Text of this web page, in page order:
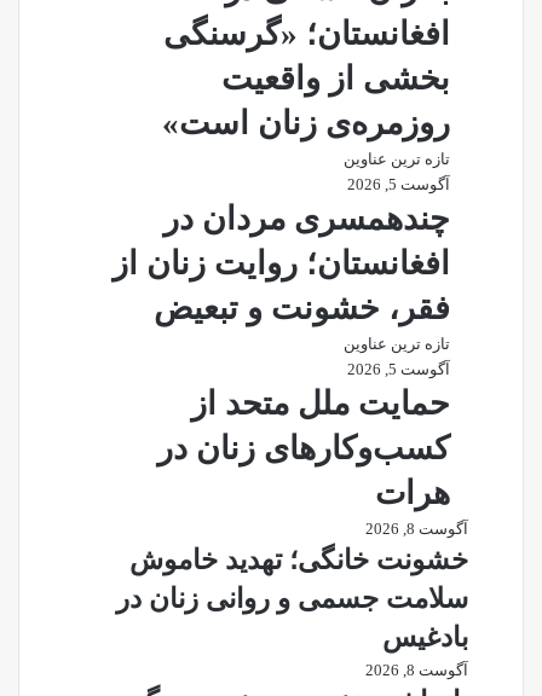
افغانستان؛ «گرسنگی
بخشی از واقعیت
روزمره‌ی زنان است»
تازه ترین عناوین
آگوست 5, 2026
چندهمسری مردان در
افغانستان؛ روایت زنان از
فقر، خشونت و تبعیض
تازه ترین عناوین
آگوست 5, 2026
حمایت ملل متحد از
کسب‌وکارهای زنان در
هرات
آگوست 8, 2026
خشونت خانگی؛ تهدید خاموش
سلامت جسمی و روانی زنان در
بادغیس
آگوست 8, 2026